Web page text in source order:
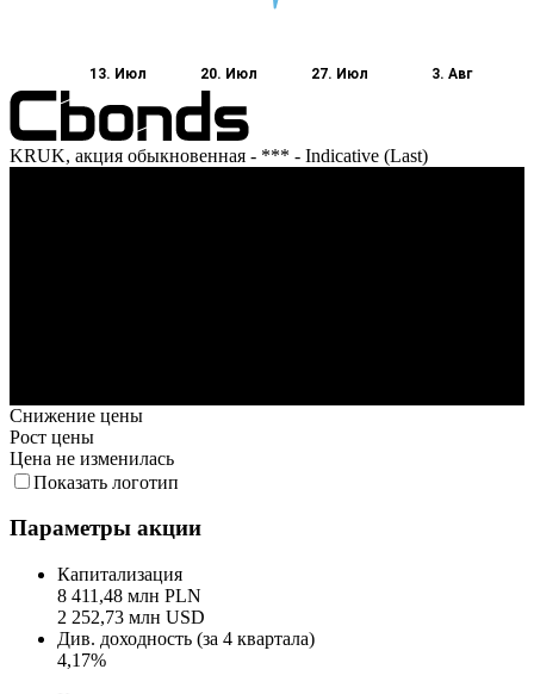
13. Июл 20. Июл 27. Июл 3. Авг
KRUK, акция обыкновенная - *** - Indicative (Last)
Снижение цены
Рост цены
Цена не изменилась
Показать логотип
Параметры акции
Капитализация
8 411,48 млн PLN
2 252,73 млн USD
Див. доходность (за 4 квартала)
4,17%